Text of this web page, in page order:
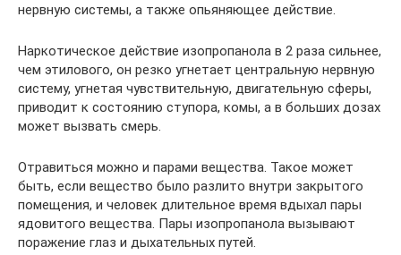
нервную системы, а также опьяняющее действие.
Наркотическое действие изопропанола в 2 раза сильнее,
чем этилового, он резко угнетает центральную нервную
систему, угнетая чувствительную, двигательную сферы,
приводит к состоянию ступора, комы, а в больших дозах
может вызвать смерь.
Отравиться можно и парами вещества. Такое может
быть, если вещество было разлито внутри закрытого
помещения, и человек длительное время вдыхал пары
ядовитого вещества. Пары изопропанола вызывают
поражение глаз и дыхательных путей.